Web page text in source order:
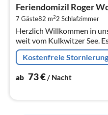
Feriendomizil Roger
7 Gäste82 m22 Schlafzimmer
Herzlich Willkommen in
weit vom Kulkwitzer See.
top-gepflegte 120qm
Kostenfreie Stornierung
ab 73€/ Nacht